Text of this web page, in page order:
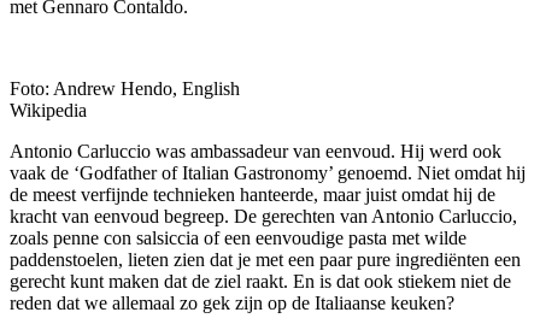
met Gennaro Contaldo.
Foto: Andrew Hendo, English
Wikipedia
Antonio Carluccio was ambassadeur van eenvoud. Hij werd ook
vaak de ‘Godfather of Italian Gastronomy’ genoemd. Niet omdat hij
de meest verfijnde technieken hanteerde, maar juist omdat hij de
kracht van eenvoud begreep. De gerechten van Antonio Carluccio,
zoals penne con salsiccia of een eenvoudige pasta met wilde
paddenstoelen, lieten zien dat je met een paar pure ingrediënten een
gerecht kunt maken dat de ziel raakt. En is dat ook stiekem niet de
reden dat we allemaal zo gek zijn op de Italiaanse keuken?